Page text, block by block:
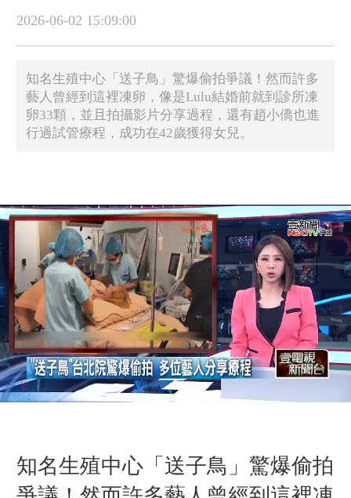
2026-06-02 15:09:00
知名生殖中心「送子鳥」驚爆偷拍爭議！然而許多
藝人曾經到這裡凍卵，像是Lulu結婚前就到診所凍
卵33顆，並且拍攝影片分享過程，還有趙小僑也進
行過試管療程，成功在42歲獲得女兒。
知名生殖中心「送子鳥」驚爆偷拍